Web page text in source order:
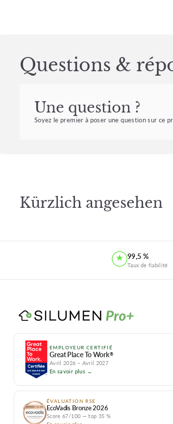
Questions &
Une question ?
Soyez le premier à poser une question sur ce
Kürzlich angesehen
99,5 %
Taux de fiabilité
EMPLOYEUR CERTIFIÉ
Great Place To Work®
Avril 2026 – Avril 2027
En savoir plus →
ÉVALUATION RSE
EcoVadis Bronze 2026
Score 67/100 — top 35 %